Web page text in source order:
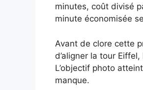
minutes, coût divisé
minute économisée
Avant de clore cette
d’aligner la tour
L’objectif photo
manque.